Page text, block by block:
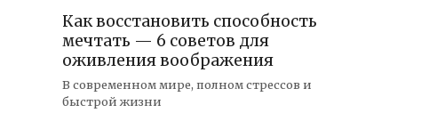
Как восстановить способность
мечтать — 6 советов для
оживления воображения
В современном мире, полном стрессов и
быстрой жизни